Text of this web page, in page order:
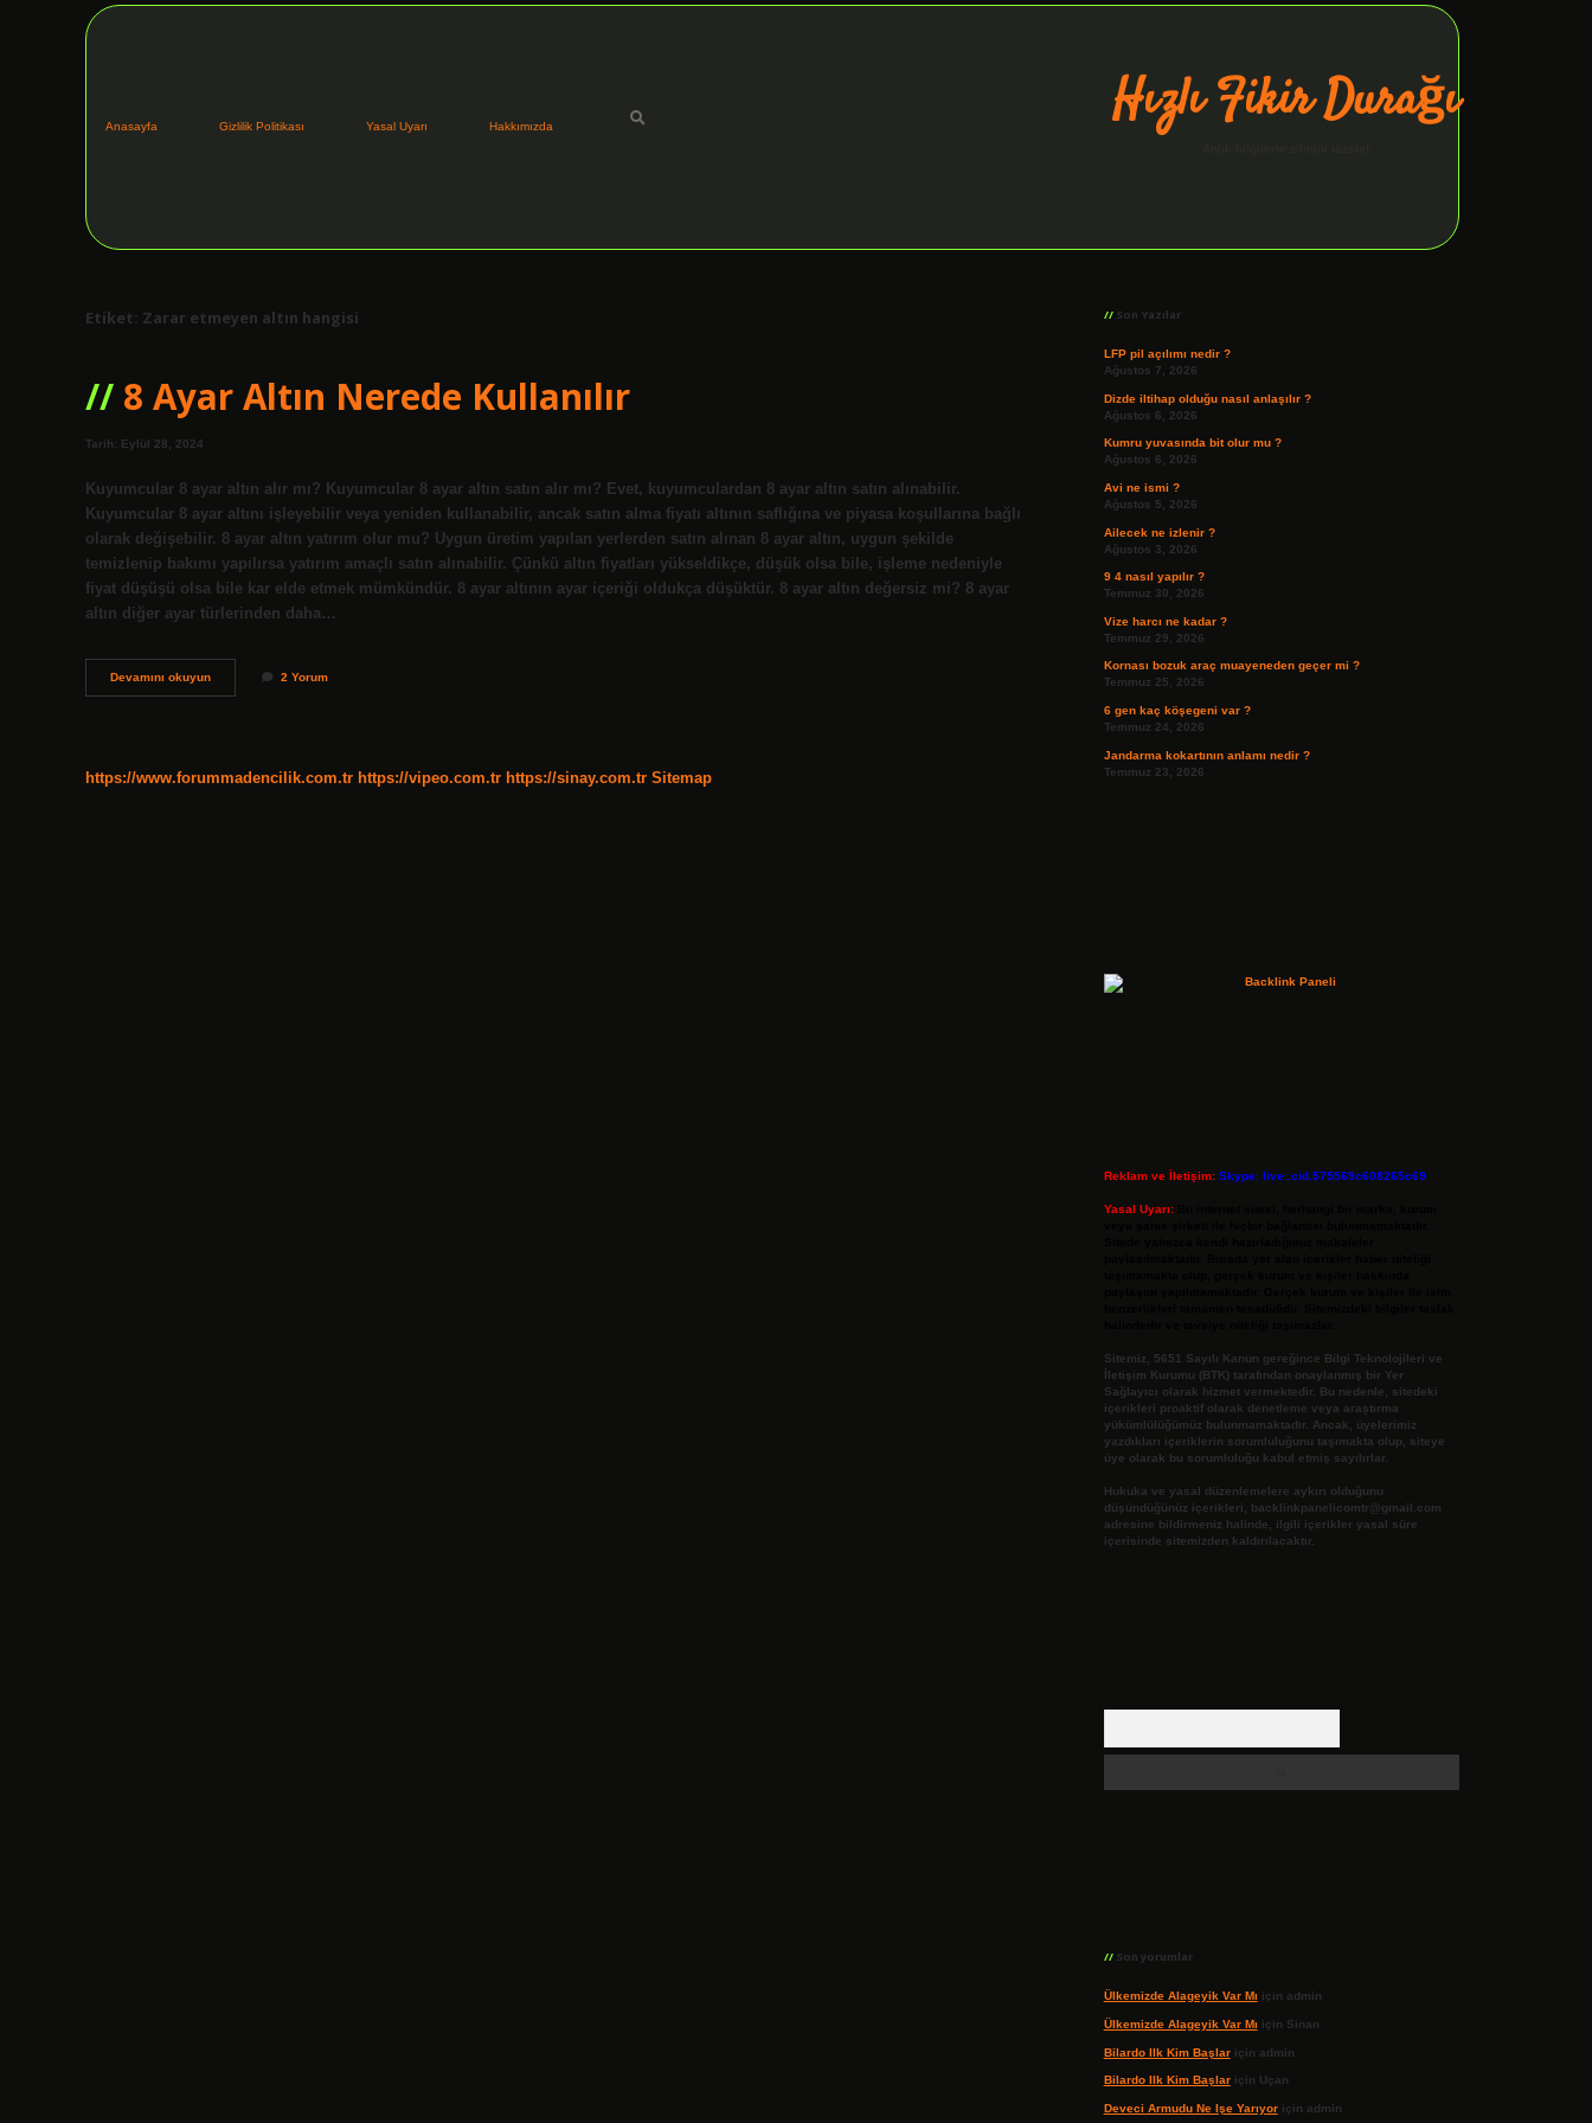
Anasayfa Gizlilik Politikası Yasal Uyarı Hakkımızda Hızlı Fikir Durağı
Etiket: Zarar etmeyen altın hangisi
8 Ayar Altın Nerede Kullanılır
Tarih: Eylül 28, 2024
Kuyumcular 8 ayar altın alır mı? Kuyumcular 8 ayar altın satın alır mı? Evet, kuyumculardan 8 ayar altın satın alınabilir.
Kuyumcular 8 ayar altını işleyebilir veya yeniden kullanabilir, ancak satın alma fiyatı altının saflığına ve piyasa koşullarına bağlı
olarak değişebilir. 8 ayar altın yatırım olur mu? Uygun üretim yapılan yerlerden satın alınan 8 ayar altın, uygun şekilde
temizlenip bakımı yapılırsa yatırım amaçlı satın alınabilir. Çünkü altın fiyatları yükseldikçe, düşük olsa bile, işleme nedeniyle
fiyat düşüşü olsa bile kar elde etmek mümkündür. 8 ayar altının ayar içeriği oldukça düşüktür. 8 ayar altın değersiz mi? 8 ayar
altın diğer ayar türlerinden daha…
Devamını okuyun8
Ayar
2 Yorum
https://www.forummadencilik.com.tr https://vipeo.com.tr https://sinay.com.tr Sitemap
Son Yazılar
LFP pil açılımı nedir ?
Ağustos 7, 2026
Dizde iltihap olduğu nasıl anlaşılır ?
Ağustos 6, 2026
Kumru yuvasında bit olur mu ?
Ağustos 6, 2026
Avi ne ismi ?
Ağustos 5, 2026
Ailecek ne izlenir ?
Ağustos 3, 2026
9 4 nasıl yapılır ?
Temmuz 30, 2026
Vize harcı ne kadar ?
Temmuz 29, 2026
Kornası bozuk araç muayeneden geçer mi ?
Temmuz 25, 2026
6 gen kaç köşegeni var ?
Temmuz 24, 2026
Jandarma kokartının anlamı nedir ?
Temmuz 23, 2026
Reklam ve İletişim: Skype: live:.cid.575569c608265c69
Yasal Uyarı:
Sitemiz, 5651 Sayılı Kanun gereğince Bilgi Teknolojileri ve
İletişim Kurumu (BTK) tarafından onaylanmış bir Yer
Sağlayıcı olarak hizmet vermektedir. Bu nedenle, sitedeki
içerikleri proaktif olarak denetleme veya araştırma
yükümlülüğümüz bulunmamaktadır. Ancak, üyelerimiz
yazdıkları içeriklerin sorumluluğunu taşımakta olup, siteye
üye olarak bu sorumluluğu kabul etmiş sayılırlar.
Hukuka ve yasal düzenlemelere aykırı olduğunu
düşündüğünüz içerikleri,
backlinkpanelicomtr@gmail.com
adresine bildirmeniz halinde, ilgili içerikler yasal süre
içerisinde sitemizden kaldırılacaktır.
Son yorumlar
Ülkemizde Alageyik Var Mı için admin
Ülkemizde Alageyik Var Mı için Sinan
Bilardo Ilk Kim Başlariçin admin
Bilardo Ilk Kim Başlariçin Uçan
Deveci Armudu Ne Işe Yarıyoriçin admin